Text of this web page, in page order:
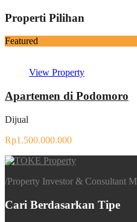
Properti Pilihan
Featured
View Property
Apartemen di Podomoro
Dijual
Rp1.500.000.000
/Property Investor & Consultant
Cari Berdasarkan Tipe